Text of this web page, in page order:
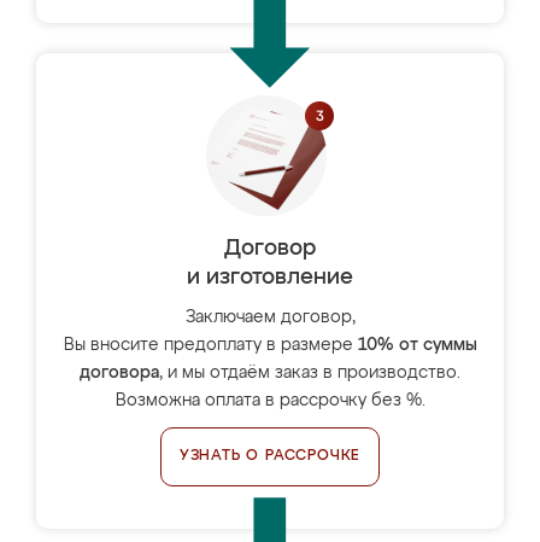
Договор
и изготовление
Заключаем договор,
Вы вносите предоплату в размере 10% от суммы
договора, и мы отдаём заказ в производство.
Возможна оплата в рассрочку без %.
УЗНАТЬ О РАССРОЧКЕ